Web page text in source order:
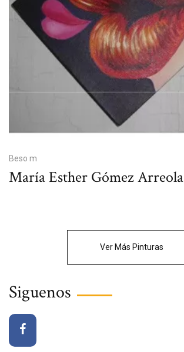
Beso m
María Esther Gómez Arreola
Ver Más Pinturas
Siguenos